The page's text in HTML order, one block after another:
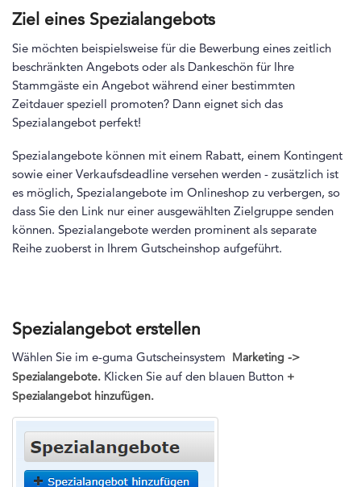
Ziel eines Spezialangebots
Sie möchten beispielsweise für die Bewerbung eines zeitlich
beschränkten Angebots oder als Dankeschön für Ihre
Stammgäste ein Angebot während einer bestimmten
Zeitdauer speziell promoten? Dann eignet sich das
Spezialangebot perfekt!
Spezialangebote können mit einem Rabatt, einem Kontingent
sowie einer Verkaufsdeadline versehen werden - zusätzlich ist
es möglich, Spezialangebote im Onlineshop zu verbergen, so
dass Sie den Link nur einer ausgewählten Zielgruppe senden
können. Spezialangebote werden prominent als separate
Reihe zuoberst in Ihrem Gutscheinshop aufgeführt.
Spezialangebot erstellen
Wählen Sie im e-guma Gutscheinsystem Marketing ->
Spezialangebote. Klicken Sie auf den blauen Button +
Spezialangebot hinzufügen.